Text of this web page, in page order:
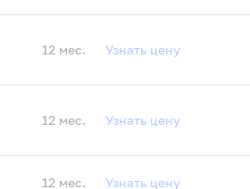
12 мес. Узнать цену
12 мес. Узнать цену
12 мес. Узнать цену